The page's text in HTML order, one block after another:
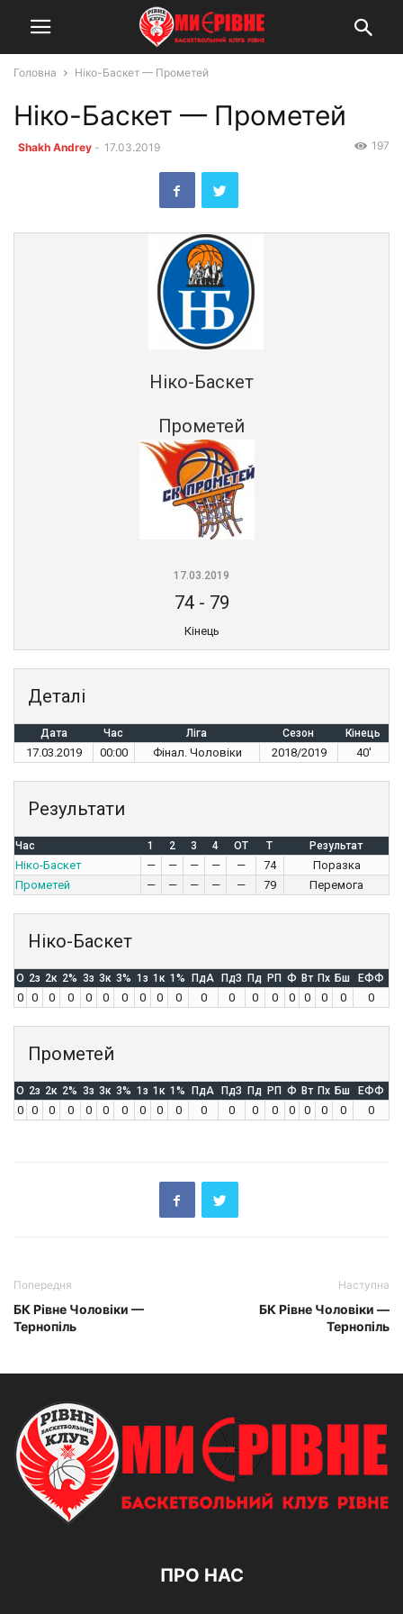
Головна Ніко-Баскет — Прометей
Ніко-Баскет — Прометей
Shakh Andrey - 17.03.2019 197
Ніко-Баскет
Прометей
17.03.2019
74- 79
Кінець
Деталі
Дата Час Ліга Сезон Кінець
17.03.2019 00:00 Фінал. Чоловіки 2018/2019 40'
Результати
Час 1 2 3 4 OT T Результат
Ніко-Баскет — — — — — 74
Поразка
Прометей
— — — — — 79 Перемога
Ніко-Баскет
O 2з 2к 2% 3з 3к 3% 1з 1к 1% ПдА ПдЗ Пд РП Ф Вт Пх Бш ЕФФ
0 0 0 0 0 0 0 0 0 0 0 0 0 0 0 0 0 0 0
Прометей
O 2з 2к 2% 3з 3к 3% 1з 1к 1% ПдА ПдЗ Пд РП Ф Вт Пх Бш ЕФФ
0 0 0 0 0 0 0 0 0 0 0 0 0 0 0 0 0 0 0
Попередня
БК Рівне Чоловіки —
Тернопіль
Наступна
БК Рівне Чоловіки —
Тернопіль
ПРО НАС